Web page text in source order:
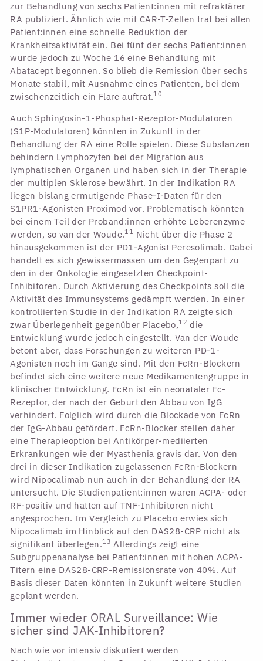
zur Behandlung von sechs Patient:innen mit refraktärer
RA publiziert. Ähnlich wie mit CAR-T-Zellen trat bei allen
Patient:innen eine schnelle Reduktion der
Krankheitsaktivität ein. Bei fünf der sechs Patient:innen
wurde jedoch zu Woche 16 eine Behandlung mit
Abatacept begonnen. So blieb die Remission über sechs
Monate stabil, mit Ausnahme eines Patienten, bei dem
zwischenzeitlich ein Flare auftrat.10
Auch Sphingosin-1-Phosphat-Rezeptor-Modulatoren
(S1P-Modulatoren) könnten in Zukunft in der
Behandlung der RA eine Rolle spielen. Diese Substanzen
behindern Lymphozyten bei der Migration aus
lymphatischen Organen und haben sich in der Therapie
der multiplen Sklerose bewährt. In der Indikation RA
liegen bislang ermutigende Phase-I-Daten für den
S1PR1-Agonisten Proximod vor. Problematisch könnten
bei einem Teil der Proband:innen erhöhte Leberenzyme
werden, so van der Woude.11 Nicht über die Phase 2
hinausgekommen ist der PD1-Agonist Peresolimab. Dabei
handelt es sich gewissermassen um den Gegenpart zu
den in der Onkologie eingesetzten Checkpoint-
Inhibitoren. Durch Aktivierung des Checkpoints soll die
Aktivität des Immunsystems gedämpft werden. In einer
kontrollierten Studie in der Indikation RA zeigte sich
zwar Überlegenheit gegenüber Placebo,12 die
Entwicklung wurde jedoch eingestellt. Van der Woude
betont aber, dass Forschungen zu weiteren PD-1-
Agonisten noch im Gange sind. Mit den FcRn-Blockern
befindet sich eine weitere neue Medikamentengruppe in
klinischer Entwicklung. FcRn ist ein neonataler Fc-
Rezeptor, der nach der Geburt den Abbau von IgG
verhindert. Folglich wird durch die Blockade von FcRn
der IgG-Abbau gefördert. FcRn-Blocker stellen daher
eine Therapieoption bei Antikörper-mediierten
Erkrankungen wie der Myasthenia gravis dar. Von den
drei in dieser Indikation zugelassenen FcRn-Blockern
wird Nipocalimab nun auch in der Behandlung der RA
untersucht. Die Studienpatient:innen waren ACPA- oder
RF-positiv und hatten auf TNF-Inhibitoren nicht
angesprochen. Im Vergleich zu Placebo erwies sich
Nipocalimab im Hinblick auf den DAS28-CRP nicht als
signifikant überlegen.13 Allerdings zeigt eine
Subgruppenanalyse bei Patient:innen mit hohen ACPA-
Titern eine DAS28-CRP-Remissionsrate von 40%. Auf
Basis dieser Daten könnten in Zukunft weitere Studien
geplant werden.
Immer wieder ORAL Surveillance: Wie
sicher sind JAK-Inhibitoren?
Nach wie vor intensiv diskutiert werden